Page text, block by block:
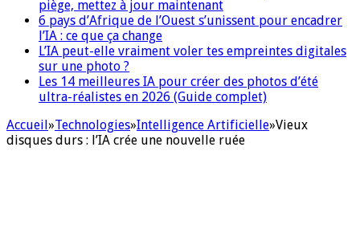
piège, mettez à jour maintenant
6 pays d’Afrique de l’Ouest s’unissent pour encadrer
l’IA : ce que ça change
L’IA peut-elle vraiment voler tes empreintes digitales
sur une photo ?
Les 14 meilleures IA pour créer des photos d’été
ultra-réalistes en 2026 (Guide complet)
Accueil»Technologies»Intelligence Artificielle»Vieux
disques durs : l’IA crée une nouvelle ruée